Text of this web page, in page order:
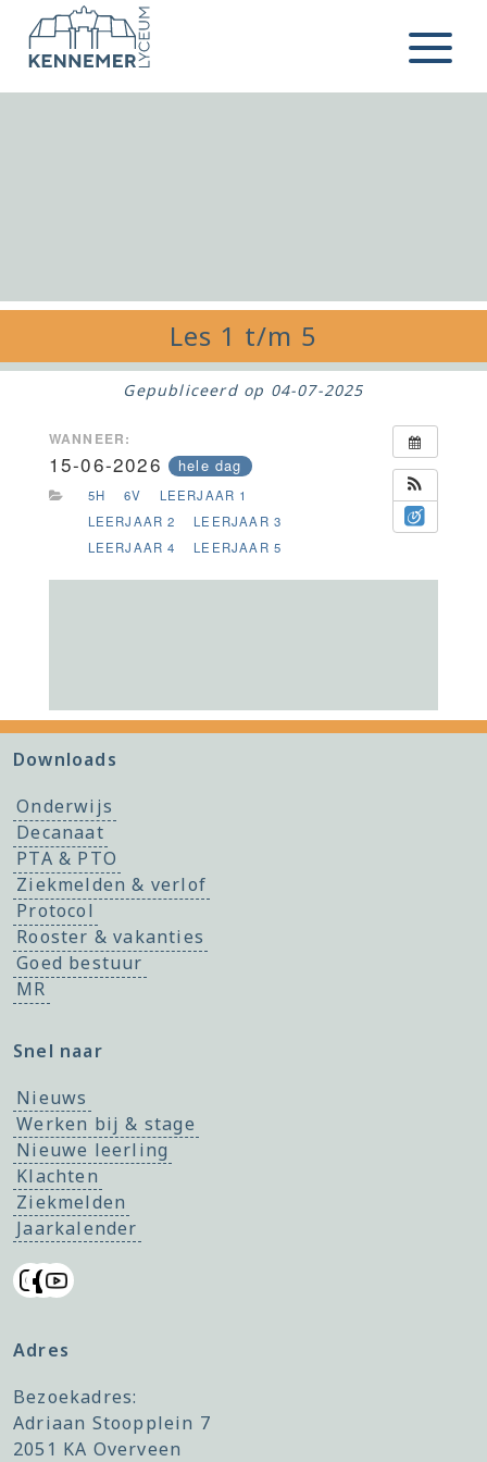
Ga naar de inhoud
Menu
Les 1 t/m 5
Gepubliceerd op 04-07-2025
WANNEER:
15-06-2026 hele dag
5H 6V
LEERJAAR 1
LEERJAAR 2
LEERJAAR 3
LEERJAAR 4
LEERJAAR 5
Downloads
Onderwijs
Decanaat
PTA & PTO
Ziekmelden & verlof
Protocol
Rooster & vakanties
Goed bestuur
MR
Snel naar
Nieuws
Werken bij & stage
Nieuwe leerling
Klachten
Ziekmelden
Jaarkalender
Adres
Bezoekadres:
Adriaan Stoopplein 7
2051 KA Overveen